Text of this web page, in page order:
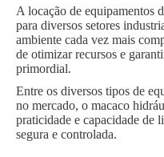
A locação de equipamentos
para diversos setores
ambiente cada vez mais
de otimizar recursos e
primordial.
Entre os diversos tipos de
no mercado, o macaco
praticidade e capacidade de
segura e controlada.